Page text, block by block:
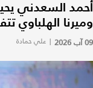
أحمد السعدني
وميرنا الهلباوي
09 آب 2026 | علي حمادة